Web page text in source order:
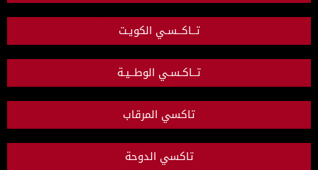
تــاكــسـي الكويـت
تــاكـسـي الوطــيـة
تاكسي المرقاب
تاكسي الدوحة